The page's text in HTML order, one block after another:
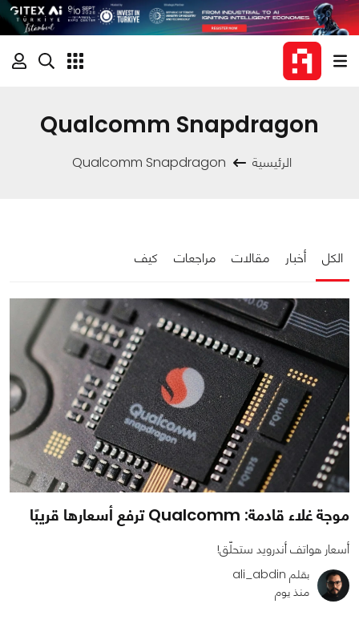
Qualcomm Snapdragon
الرئيسية Qualcomm Snapdragon
الكل أخبار مقالات مراجعات كيف
موجة غلاء قادمة: Qualcomm ترفع أسعارها قريبًا
أسعار هواتف أندرويد ستحلّق!
بقلم ali_abdin
منذ يوم